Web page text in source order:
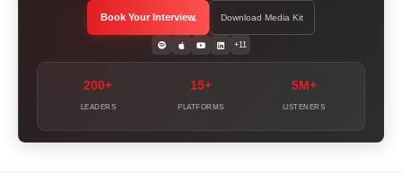
200+
LEADERS
15+
PLATFORMS
5M+
LISTENERS
+11
Book Your Interview Download Media Kit